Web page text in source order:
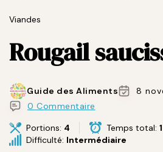
Viandes
Rougail
Guide des Aliments
8
0 Commentaire
Portions: 4 Temps total:
Difficulté: Intermédiaire